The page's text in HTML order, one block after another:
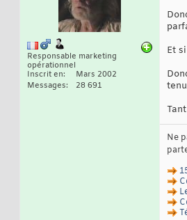
Responsable marketing
opérationnel
Inscrit en
Mars 2002
Messages
28 691
Et
Ne